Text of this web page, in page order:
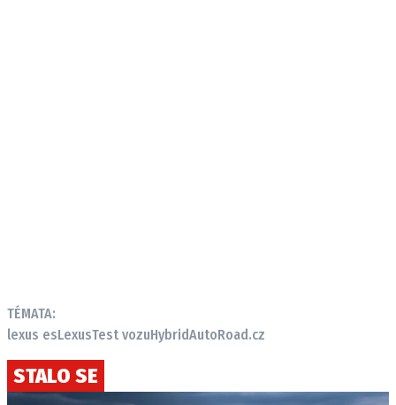
TÉMATA:
lexus esLexusTest vozuHybridAutoRoad.cz
STALO SE